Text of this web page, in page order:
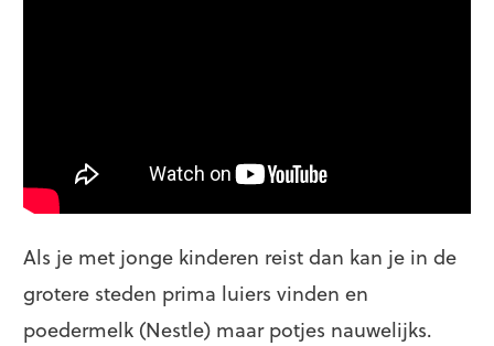
Als je met jonge kinderen reist dan kan je in de
grotere steden prima luiers vinden en
poedermelk (Nestle) maar potjes nauwelijks.